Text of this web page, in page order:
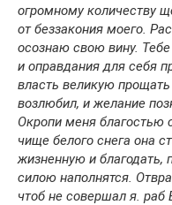
огромному количеству
от беззакония моего.
осознаю свою вину.
и оправдания для себя
власть великую
возлюбил, и желание
Окропи меня благостью
чище белого снега она
жизненную и благодать,
силою наполнятся.
чтоб не совершал я. раб